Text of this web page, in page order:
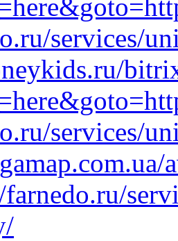
services/
services/